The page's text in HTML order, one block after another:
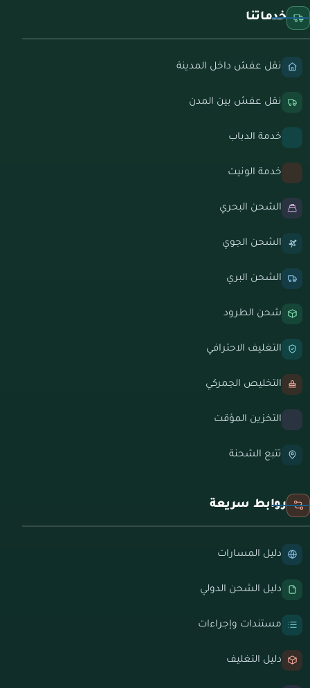
خدماتنا
نقل عفش داخل المدينة
نقل عفش بين المدن
خدمة الدباب
خدمة الونيت
الشحن البحري
الشحن الجوي
الشحن البري
شحن الطرود
التغليف الاحترافي
التخليص الجمركي
التخزين المؤقت
تتبع الشحنة
روابط سريعة
دليل المسارات
دليل الشحن الدولي
مستندات وإجراءات
دليل التغليف